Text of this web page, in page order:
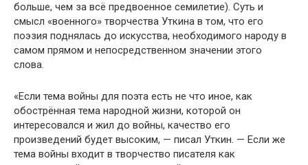
больше, чем за всё предвоенное семилетие). Суть и
смысл «военного» творчества Уткина в том, что его
поэзия поднялась до искусства, необходимого народу в
самом прямом и непосредственном значении этого
слова.
«Если тема войны для поэта есть не что иное, как
обострённая тема народной жизни, которой он
интересовался и жил до войны, качество его
произведений будет высоким, — писал Уткин. — Если же
тема войны входит в творчество писателя как